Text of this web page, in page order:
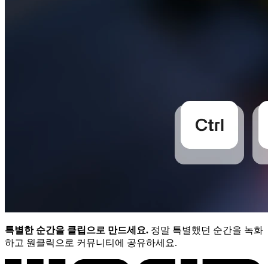
특별한 순간을 클립으로 만드세요. 정말 특별했던 순간을 녹화
하고 원클릭으로 커뮤니티에 공유하세요.